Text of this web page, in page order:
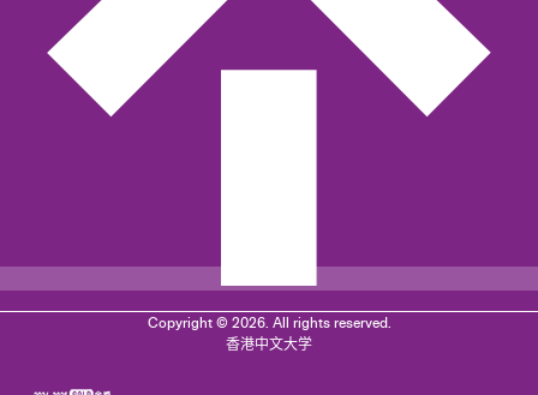
Copyright © 2026. All rights reserved.
香港中文大学